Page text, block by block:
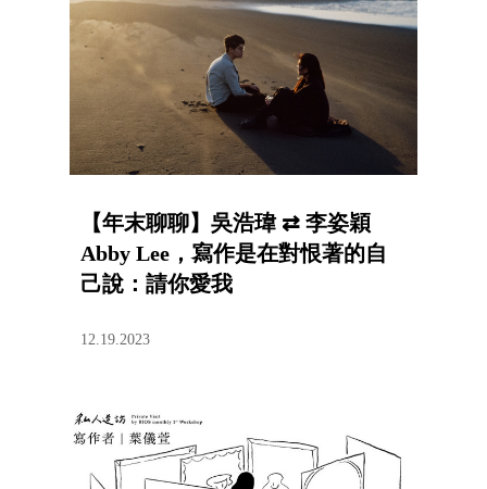
【年末聊聊】吳浩瑋 ⇄ 李姿穎
Abby Lee，寫作是在對恨著的自
己說：請你愛我
12.19.2023